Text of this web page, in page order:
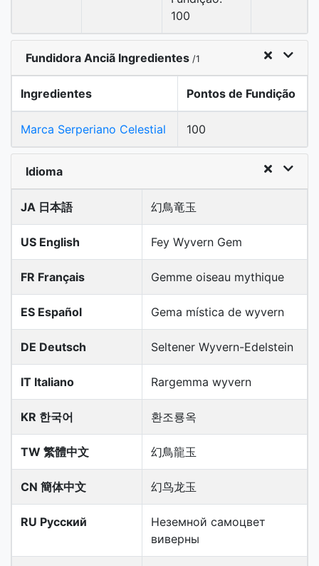
100
Fundidora Anciã Ingredientes /1
Ingredientes Pontos de Fundição
Marca Serperiano Celestial 100
Idioma
JA 日本語 幻鳥竜玉
US English Fey Wyvern Gem
FR Français Gemme oiseau mythique
ES Español Gema mística de wyvern
DE Deutsch Seltener Wyvern-Edelstein
IT Italiano Rargemma wyvern
KR 한국어 환조룡옥
TW 繁體中文 幻鳥龍玉
CN 簡体中文 幻鸟龙玉
RU Русский
Неземной самоцвет
виверны